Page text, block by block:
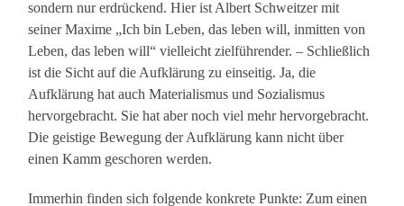
sondern nur erdrückend. Hier ist Albert Schweitzer mit
seiner Maxime „Ich bin Leben, das leben will, inmitten von
Leben, das leben will“ vielleicht zielführender. – Schließlich
ist die Sicht auf die Aufklärung zu einseitig. Ja, die
Aufklärung hat auch Materialismus und Sozialismus
hervorgebracht. Sie hat aber noch viel mehr hervorgebracht.
Die geistige Bewegung der Aufklärung kann nicht über
einen Kamm geschoren werden.
Immerhin finden sich folgende konkrete Punkte: Zum einen